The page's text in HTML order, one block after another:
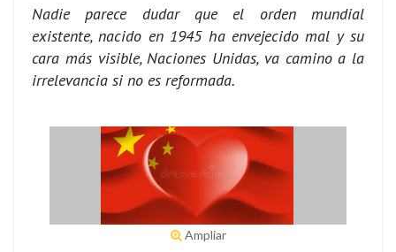
Nadie parece dudar que el orden mundial
existente, nacido en 1945 ha envejecido mal y su
cara más visible, Naciones Unidas, va camino a la
irrelevancia si no es reformada.
Ampliar